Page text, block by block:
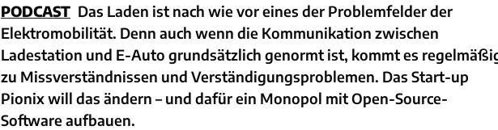
PODCAST Das Laden ist nach wie vor eines der Problemfelder der
Elektromobilität. Denn auch wenn die Kommunikation zwischen
Ladestation und E-Auto grundsätzlich genormt ist, kommt es
zu Missverständnissen und Verständigungsproblemen. Das Start-up
Pionix will das ändern – und dafür ein Monopol mit Open-Source-
Software aufbauen.